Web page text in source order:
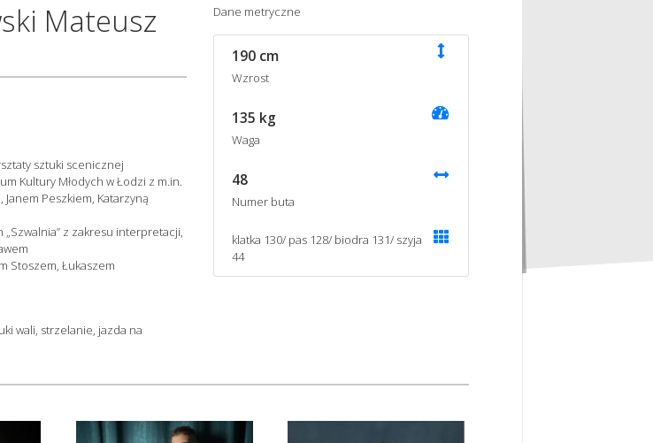
Mateusz
sztuki scenicznej
Kultury Młodych w Łodzi z m.in.
Peszkiem, Katarzyną
„Szwalnia” z zakresu interpretacji,
Stoszem, Łukaszem
wali, strzelanie, jazda na
Dane metryczne
190 cm
Wzrost
135 kg
Waga
48
Numer buta
klatka 130/ pas 128/ biodra 131/ szyja
44